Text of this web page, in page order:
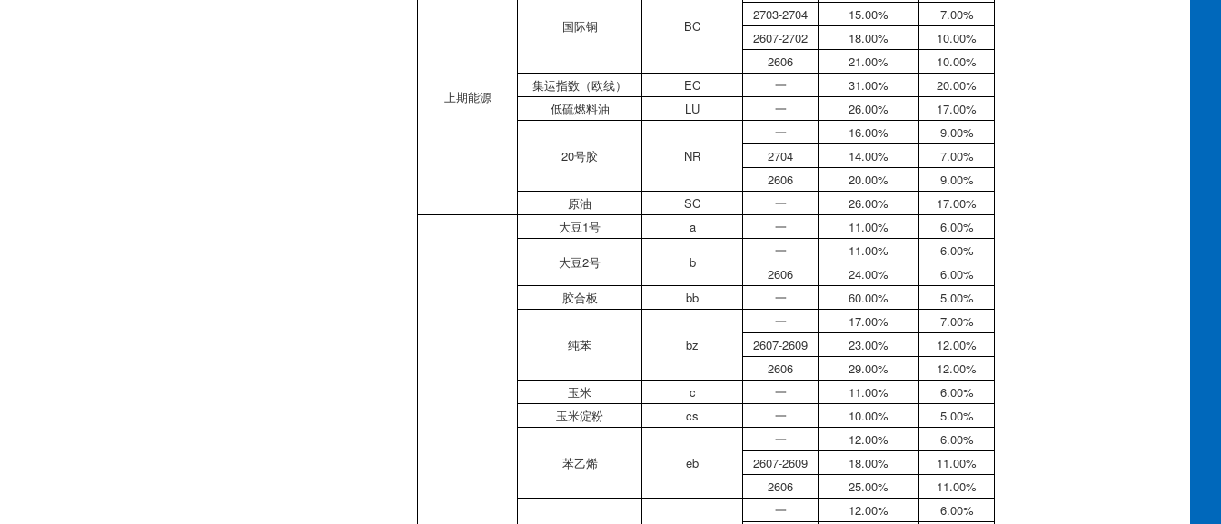
上期能源
国际铜 BC
2703-2704
15.00%
7.00%
2607-2702
18.00%
10.00%
2606
21.00%
10.00%
集运指数（欧线）
EC 一 31.00%
20.00%
低硫燃料油
LU 一 26.00% 17.00%
20号胶 NR
一 16.00%
9.00%
2704
14.00%
7.00%
2606
20.00%
9.00%
原油
SC 一 26.00% 17.00%
大豆1号 a 一 11.00% 6.00%
大豆2号 b
一 11.00%
6.00%
2606
24.00%
6.00%
胶合板
bb 一 60.00% 5.00%
纯苯 bz
一 17.00%
7.00%
2607-2609
23.00%
12.00%
2606
29.00%
12.00%
玉米
c 一 11.00%
6.00%
玉米淀粉
cs 一 10.00% 5.00%
苯乙烯 eb
一 12.00%
6.00%
2607-2609
18.00%
11.00%
2606
25.00% 11.00%
一 12.00%
6.00%